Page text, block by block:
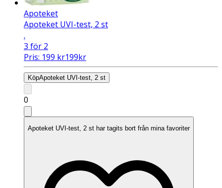
Apoteket
Apoteket UVI-test, 2 st
.
3 för 2
Pris: 199 kr199kr
KöpApoteket UVI-test, 2 st
0
Apoteket UVI-test, 2 st har tagits bort från mina favoriter